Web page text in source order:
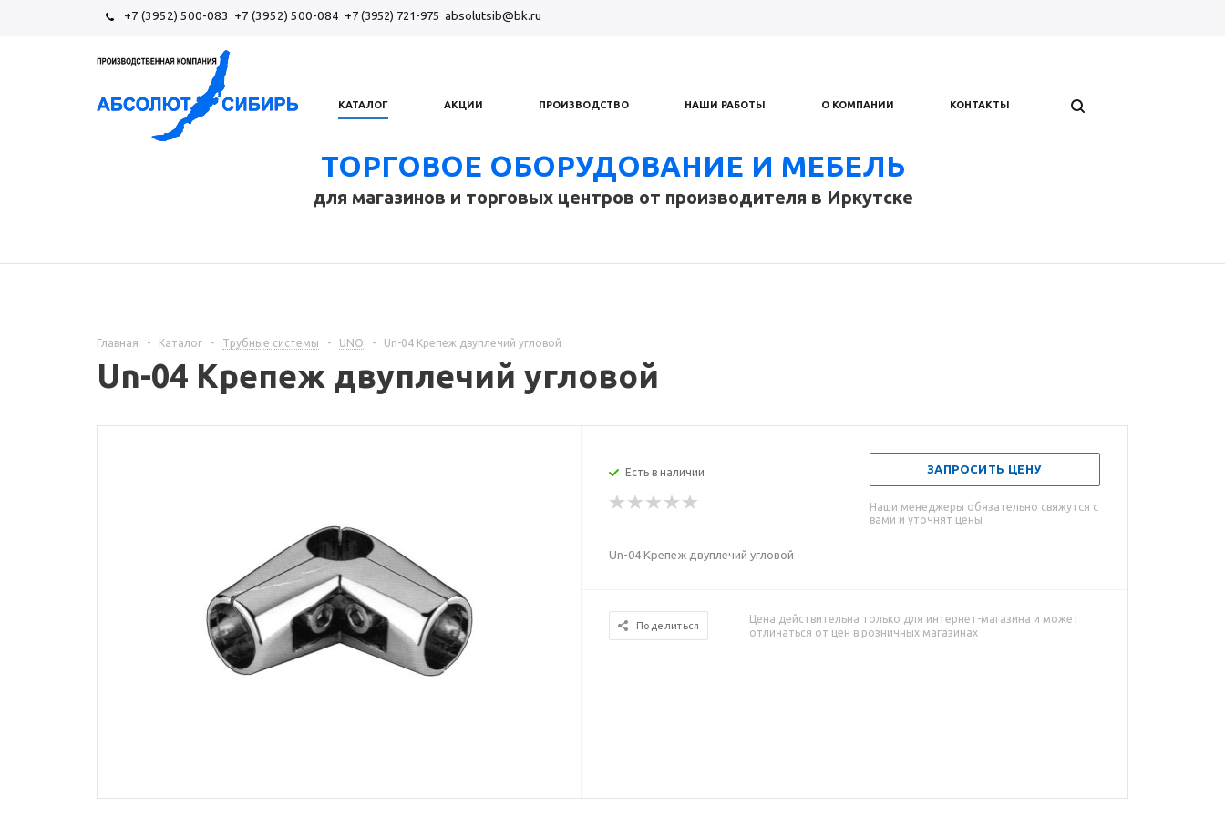
+7 (3952) 500-083 +7 (3952) 500-084 +7 (3952) 721-975 absolutsib@bk.ru
КАТАЛОГ АКЦИИ ПРОИЗВОДСТВО НАШИ РАБОТЫ О КОМПАНИИ КОНТАКТЫ
ТОРГОВОЕ ОБОРУДОВАНИЕ И МЕБЕЛЬ
для магазинов и торговых центров от производителя в Иркутске
Главная - Каталог - Трубные системы - UNO - Un-04 Крепеж двуплечий угловой
Un-04 Крепеж двуплечий угловой
Есть в наличии ЗАПРОСИТЬ ЦЕНУ
Наши менеджеры обязательно свяжутся с
вами и уточнят цены
Un-04 Крепеж двуплечий угловой
Поделиться
Цена действительна только для интернет-магазина и может
отличаться от цен в розничных магазинах